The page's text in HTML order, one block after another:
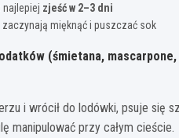
najlepiej zjeść w 2–3 dni
mięknąć i puszczać sok
(śmietana,
i wrócił do lodówki, psuje się
manipulować przy całym cieście.